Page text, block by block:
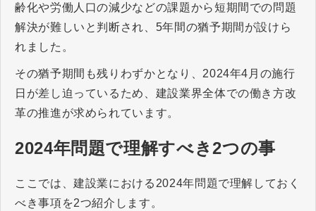
齢化や労働人口の減少などの課題から短期間での問題
解決が難しいと判断され、5年間の猶予期間が設けら
れました。
その猶予期間も残りわずかとなり、2024年4月の施行
日が差し迫っているため、建設業界全体での働き方改
革の推進が求められています。
2024年問題で理解すべき2つの事
ここでは、建設業における2024年問題で理解しておく
べき事項を2つ紹介します。